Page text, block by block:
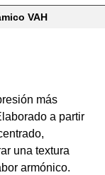
VAH
más
a partir
una textura
armónico.